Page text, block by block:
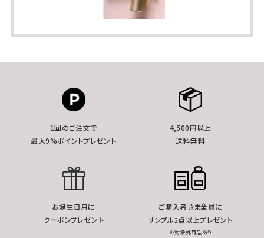
1回のご注文で
最大9%ポイントプレゼント
4,500円以上
送料無料
お誕生日月に
クーポンプレゼント
ご購入者さま全員に
サンプル2点以上プレゼント
※対象外商品あり